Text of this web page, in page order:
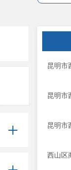
昆明市
昆明市
昆明市
西山区